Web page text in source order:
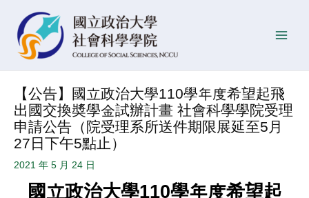
【公告】國立政治大學110學年度希望起飛
出國交換奬學金試辦計畫 社會科學學院受理
申請公告（院受理系所送件期限展延至5月
27日下午5點止）
2021 年 5 月 24 日
國立政治大學110學年度希望起
navigation
佈
日